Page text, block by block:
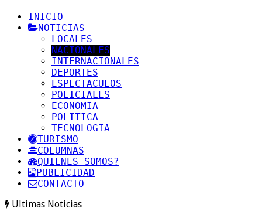
INICIO
NOTICIAS
LOCALES
NACIONALES
INTERNACIONALES
DEPORTES
ESPECTACULOS
POLICIALES
ECONOMIA
POLITICA
TECNOLOGIA
TURISMO
COLUMNAS
QUIENES SOMOS?
PUBLICIDAD
CONTACTO
Ultimas Noticias